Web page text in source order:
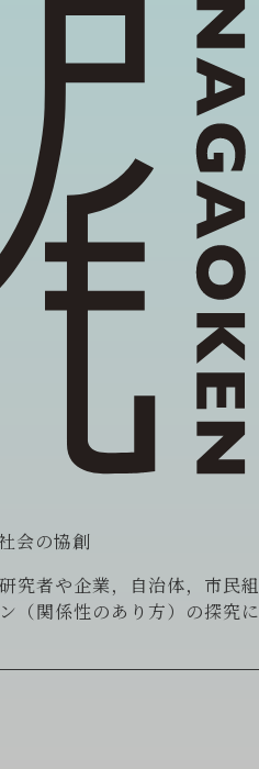
会の協創
究者や企業，自治体，市民組
（関係性のあり方）の探究に